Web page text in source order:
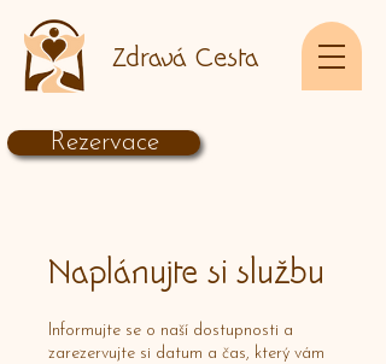
Rezervace
Zdravá Cesta
Naplánujte si službu
Informujte se o naší dostupnosti a
zarezervujte si datum a čas, který vám